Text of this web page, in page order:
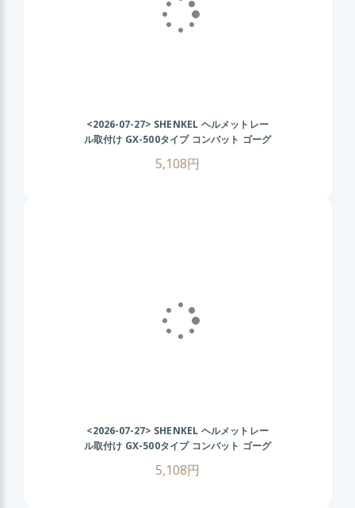
<2026-07-27> SHENKEL ヘルメットレー
ル取付け GX-500タイプ コンバット ゴーグ
バゲー
5,108円
<2026-07-27> SHENKEL ヘルメットレー
ル取付け GX-500タイプ コンバット ゴーグ
バゲー
5,108円